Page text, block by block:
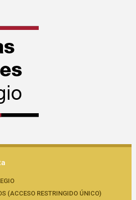
(ACCESO RESTRINGIDO ÚNICO)